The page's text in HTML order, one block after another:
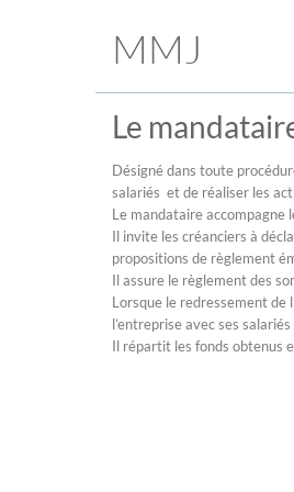
MMJ
Le
Désigné dans toute
salariés et de réaliser les
Le mandataire accompagne
Il invite les créanciers à
propositions de règlement
Il assure le règlement des
Lorsque le redressement de
l’entreprise avec ses
Il répartit les fonds obtenus